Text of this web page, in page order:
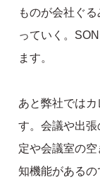
ものが会社ぐ
っていく。
ます。
あと弊社では
す。会議や出
定や会議室の
知機能がある